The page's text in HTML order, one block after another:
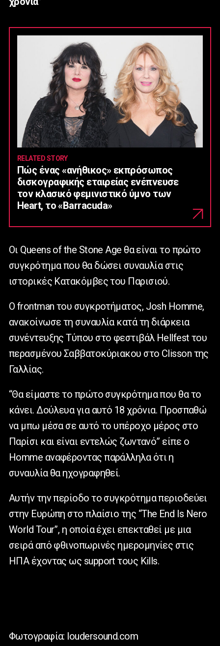
RELATED STORY
Πώς ένας «ανήθικος» εκπρόσωπος
δισκογραφικής εταιρείας ενέπνευσε
τον κλασικό φεμινιστικό ύμνο των
Heart, το «Barracuda»
Οι Queens of the Stone Age θα είναι το πρώτο
συγκρότημα που θα δώσει συναυλία στις
ιστορικές Κατακόμβες του Παρισιού.
Ο frontman του συγκροτήματος, Josh Homme,
ανακοίνωσε τη συναυλία κατά τη διάρκεια
συνέντευξης Τύπου στο φεστιβάλ Hellfest του
περασμένου Σαββατοκύριακου στο Clisson της
Γαλλίας.
“Θα είμαστε το πρώτο συγκρότημα που θα το
κάνει. Δούλευα για αυτό 18 χρόνια. Προσπαθώ
να μπω μέσα σε αυτό το υπέροχο μέρος στο
Παρίσι και είναι εντελώς ζωντανό” είπε ο
Homme αναφέροντας παράλληλα ότι η
συναυλία θα ηχογραφηθεί.
Αυτήν την περίοδο το συγκρότημα περιοδεύει
στην Ευρώπη στο πλαίσιο της “The End Is Nero
World Tour”, η οποία έχει επεκταθεί με μια
σειρά από φθινοπωρινές ημερομηνίες στις
ΗΠΑ έχοντας ως support τους Kills.
Φωτογραφία: loudersound.com